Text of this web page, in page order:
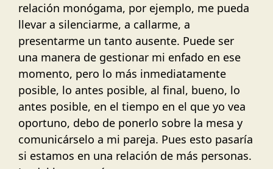
relación monógama, por ejemplo, me pueda
llevar a silenciarme, a callarme, a
presentarme un tanto ausente. Puede ser
una manera de gestionar mi enfado en ese
momento, pero lo más inmediatamente
posible, lo antes posible, al final, bueno, lo
antes posible, en el tiempo en el que yo vea
oportuno, debo de ponerlo sobre la mesa y
comunicárselo a mi pareja. Pues esto pasaría
si estamos en una relación de más personas.